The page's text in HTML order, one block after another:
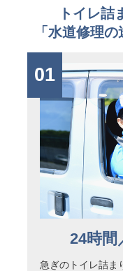
トイレ詰
「水道修理
01
24時間
急ぎのトイレ詰ま